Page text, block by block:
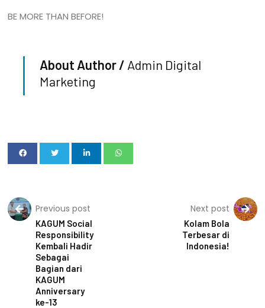
BE MORE THAN BEFORE!
About Author / Admin Digital
Marketing
Previous post
KAGUM Social
Responsibility
Kembali Hadir
Sebagai
Bagian dari
KAGUM
Anniversary
ke-13
Next post
Kolam Bola
Terbesar di
Indonesia!